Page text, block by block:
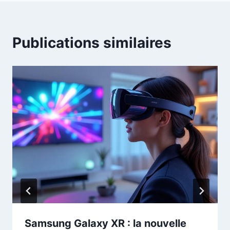
Publications similaires
Samsung Galaxy XR : la nouvelle